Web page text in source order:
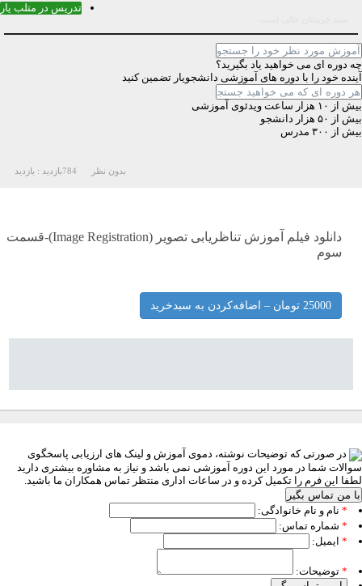
تدریس در متلب یار
دوره ای می خواهید یاد بگیرید؟
خود را با دوره های آموزشی دانشجویار تضمین کنید
از ۱۰ هزار ساعت ویدئوی آموزشی
از ۵۰ هزار دانشجو
از ۳۰۰ مدرس
بدون نظر بازدید :784 بازدید
دانلود فیلم آموزش تناظریابی تصویر (Image Registration)-قسمت
سوم
در صورتی که توضیحات نوشته، دموی آموزش و لینک های ارزیابی پاسخگوی
شما در مورد این دوره آموزشی نمی باشد و نیاز به مشاوره بیشتری دارید
این فرم را تکمیل کرده و در ساعات اداری منتظر تماس همکاران ما باشید.
با من تماس بگیر
* نام و نام خانوادگی:
* شماره تماس:
* ایمیل:
* توضیحات: